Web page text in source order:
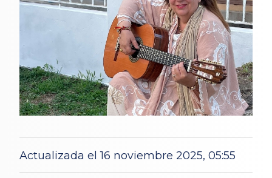
Actualizada el 16 noviembre 2025, 05:55